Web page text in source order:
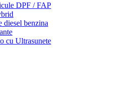
DPF / FAP
diesel benzina
cu Ultrasunete